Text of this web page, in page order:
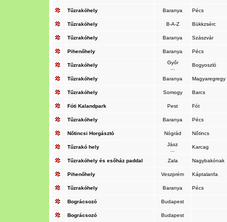
Tűzrakóhely Baranya Pécs
Tűzrakóhely B-A-Z Bükkzsérc
Tűzrakóhely Baranya Szászvár
Pihenőhely Baranya Pécs
Tűzrakóhely
Győr
Bogyoszló
Tűzrakóhely Baranya Magyaregregy
Tűzrakóhely Somogy Barcs
Fóti Kalandpark Pest Fót
Tűzrakóhely Baranya Pécs
Nőtincsi Horgásztó Nógrád Nőtincs
Tűzrakó hely
Jász
Karcag
Tűzrakóhely és esőház paddal Zala Nagybakónak
Pihenőhely Veszprém Káptalanfa
Tűzrakóhely Baranya Pécs
Bográcsozó Budapest
Bográcsozó Budapest